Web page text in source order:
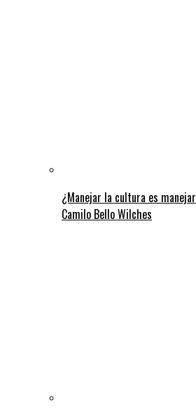
¿Manejar la cultura es
Camilo Bello Wilches